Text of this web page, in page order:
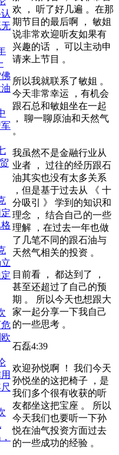
欢 ， 听了好几遍 。在那
期节目的最后啊 ， 敏姐
说非常欢迎听友如果有
兴趣的话 ， 可以主动申
请来上节目 。
所以我就联系了敏姐 。
今天非常幸运 ，有机会
跟石总和敏姐坐在一起
， 聊一聊原油和天然气
。
我虽然不是金融行业从
业者 ， 过往的经历跟石
油其实也没有太多关系
，但是基于过去从 《 十
分吸引 》 学到的知识和
理念 ， 结合自己的一些
理解 ，在过去一年也做
了几笔不同的跟石油与
天然气相关的投资 。
目前看 ， 都达到了 ，
甚至还超过了自己的预
期 。 所以今天也想跟大
家一起分享一下我自己
的一些思考 。
石磊4:39
欢迎孙悦啊 ！ 我们今天
孙悦坐的这把椅子 ，是
我们多个很有收获的听
友都坐这把宝座 。 所以
今天我们也要听一下孙
悦在油气投资方面过去
的一些成功的经验 。